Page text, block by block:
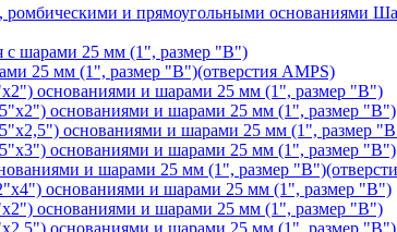
с шарами 25 мм (1", размер "B")
25 мм (1", размер "B")(отверстия AMPS)
основаниями и шарами 25 мм (1", размер "B")
основаниями и шарами 25 мм (1", размер "B")
основаниями и шарами 25 мм (1", размер
основаниями и шарами 25 мм (1", размер "B")
и шарами 25 мм (1", размер
основаниями и шарами 25 мм (1", размер "B")
основаниями и шарами 25 мм (1", размер "B")
основаниями и шарами 25 мм (1", размер "B")